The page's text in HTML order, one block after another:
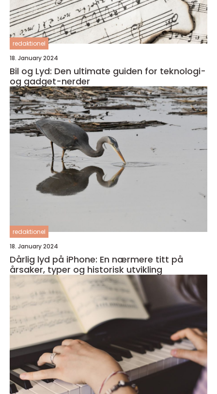
redaktionel
18. January 2024
Bil og Lyd: Den ultimate guiden for teknologi-
og gadget-nerder
redaktionel
18. January 2024
Dårlig lyd på iPhone: En nærmere titt på
årsaker, typer og historisk utvikling